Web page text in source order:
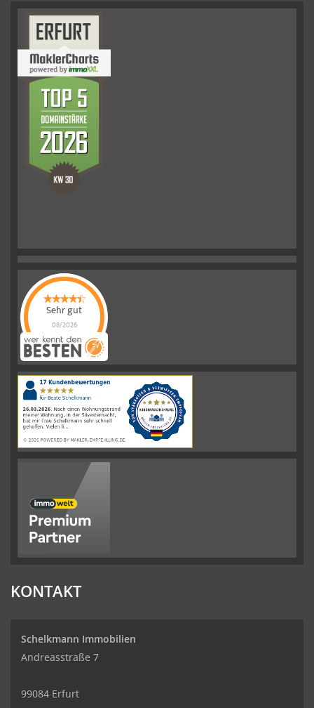
Sehr gut
08/2026
Schelkmann
Immobilienhat
|110Schelkmann
ImmobilienBewertungen
auf
werkenntdenBESTEN.de
KONTAKT
Schelkmann Immobilien
Andreasstraße 7
99084 Erfurt